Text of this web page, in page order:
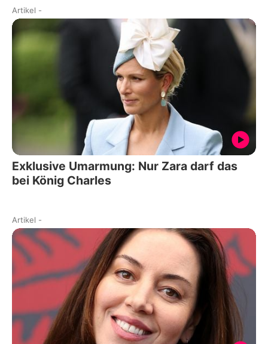
Artikel -
Exklusive Umarmung: Nur Zara darf das
bei König Charles
Artikel -